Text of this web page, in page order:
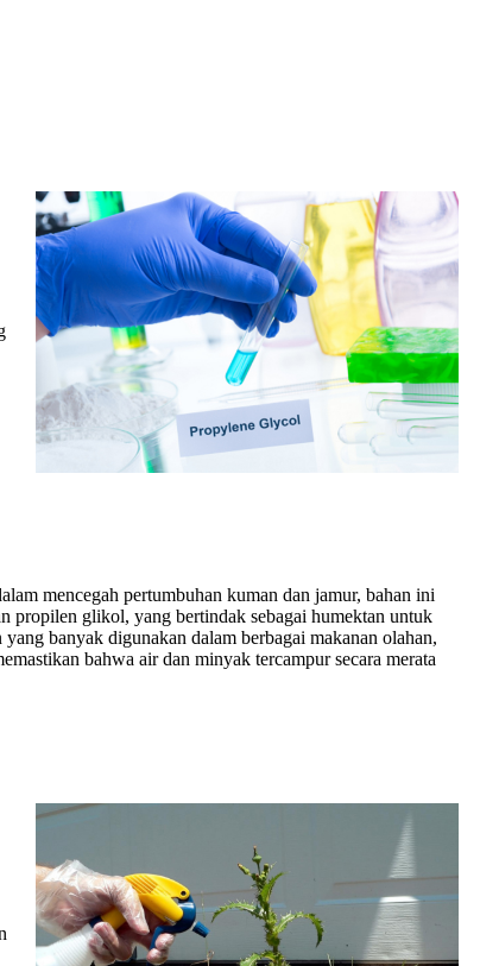
mencegah pertumbuhan kuman dan jamur, bahan ini
propilen glikol, yang bertindak sebagai humektan untuk
banyak digunakan dalam berbagai makanan olahan,
bahwa air dan minyak tercampur secara merata